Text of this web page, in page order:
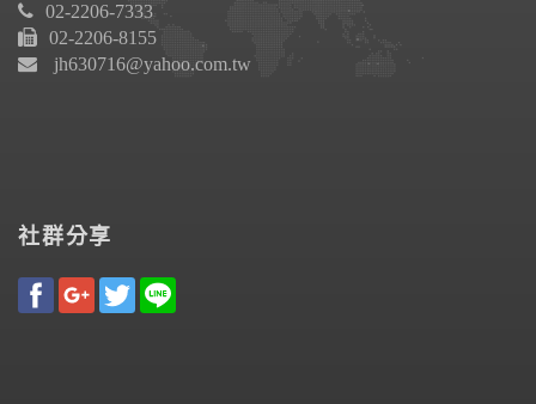
02-2206-7333
02-2206-8155
jh630716@yahoo.com.tw
社群分享